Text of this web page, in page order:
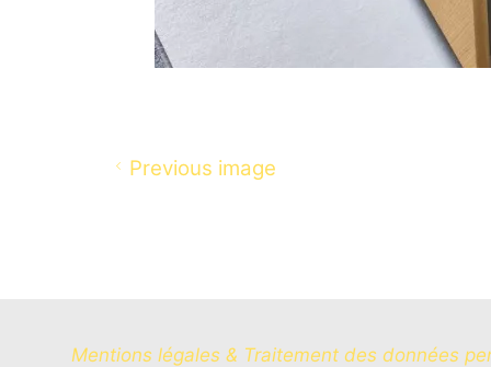
Previous image
Mentions légales & Traitement des données